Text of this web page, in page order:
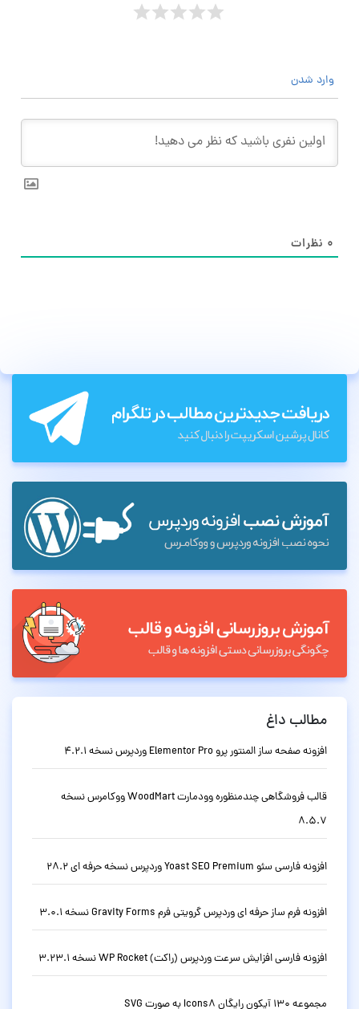
وارد شدن
۰ نظرات
مطالب داغ
افزونه صفحه ساز المنتور پرو Elementor Pro وردپرس نسخه 4.2.1
قالب فروشگاهی چندمنظوره وودمارت WoodMart ووکامرس نسخه
8.5.7
افزونه فارسی سئو Yoast SEO Premium وردپرس نسخه حرفه ای 28.2
افزونه فرم ساز حرفه ای وردپرس گرویتی فرم Gravity Forms نسخه 3.0.1
افزونه فارسی افزایش سرعت وردپرس (راکت) WP Rocket نسخه 3.23.1
مجموعه 130 آیکون رایگان Icons8 به صورت SVG